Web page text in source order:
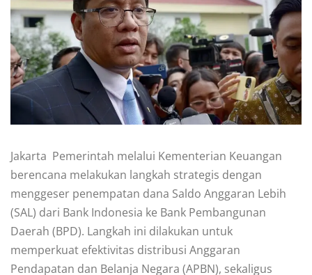
Jakarta  Pemerintah melalui Kementerian Keuangan
berencana melakukan langkah strategis dengan
menggeser penempatan dana Saldo Anggaran Lebih
(SAL) dari Bank Indonesia ke Bank Pembangunan
Daerah (BPD). Langkah ini dilakukan untuk
memperkuat efektivitas distribusi Anggaran
Pendapatan dan Belanja Negara (APBN), sekaligus